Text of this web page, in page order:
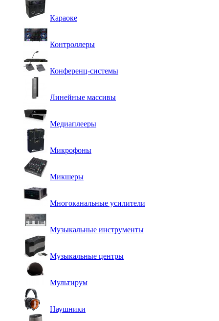
Караоке
Контроллеры
Конференц-системы
Линейные массивы
Медиаплееры
Микрофоны
Микшеры
Многоканальные усилители
Музыкальные инструменты
Музыкальные центры
Мультирум
Наушники